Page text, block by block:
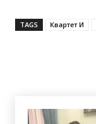
TAGS Квартет И